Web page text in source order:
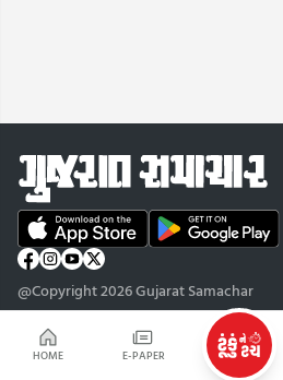
HOME E-PAPER
@Copyright 2026 Gujarat Samachar